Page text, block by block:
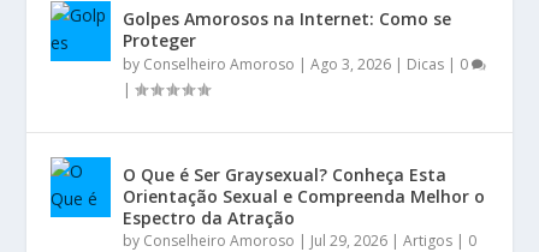
Golpes Amorosos na Internet: Como se
Proteger
by Conselheiro Amoroso |Ago 3, 2026 | Dicas | 0
|
O Que é Ser Graysexual? Conheça Esta
Orientação Sexual e Compreenda Melhor o
Espectro da Atração
by Conselheiro Amoroso | Jul 29, 2026 |Artigos | 0